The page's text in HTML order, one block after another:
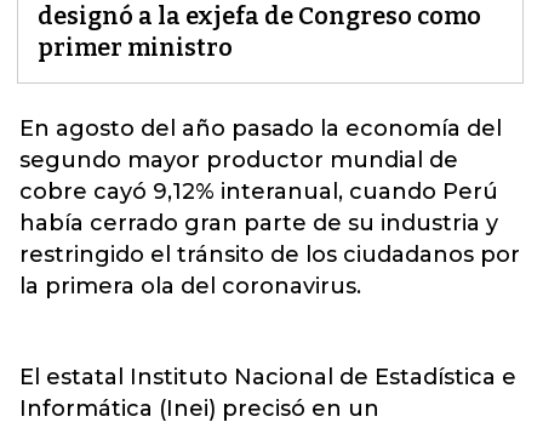
designó a la exjefa de Congreso como
primer ministro
En agosto del año pasado la economía del
segundo mayor productor mundial de
cobre cayó 9,12% interanual, cuando Perú
había cerrado gran parte de su industria y
restringido el tránsito de los ciudadanos por
la primera ola del coronavirus.
El estatal Instituto Nacional de Estadística e
Informática (Inei) precisó en un